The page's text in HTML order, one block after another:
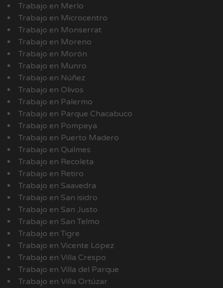
Trabajo en Merlo
Trabajo en Microcentro
Trabajo en Monserrat
Trabajo en Moreno
Trabajo en Morón
Trabajo en Munro
Trabajo en Núñez
Trabajo en Olivos
Trabajo en Palermo
Trabajo en Parque Chacabuco
Trabajo en Pompeya
Trabajo en Puerto Madero
Trabajo en Quilmes
Trabajo en Recoleta
Trabajo en Retiro
Trabajo en Saavedra
Trabajo en San isidro
Trabajo en San Justo
Trabajo en San Telmo
Trabajo en Tigre
Trabajo en Vicente López
Trabajo en Villa Crespo
Trabajo en Villa del Parque
Trabajo en Villa Ortúzar